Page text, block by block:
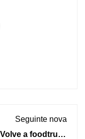
Seguinte nova
Volve a foodtruck